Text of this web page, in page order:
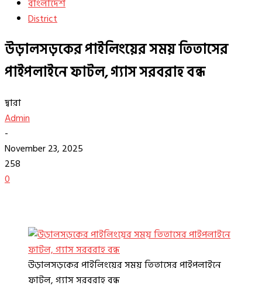
বাংলাদেশ
District
উড়ালসড়কের পাইলিংয়ের সময় তিতাসের
পাইপলাইনে ফাটল, গ্যাস সরবরাহ বন্ধ
দ্বারা
Admin
-
November 23, 2025
258
0
উড়ালসড়কের পাইলিংয়ের সময় তিতাসের পাইপলাইনে
ফাটল, গ্যাস সরবরাহ বন্ধ